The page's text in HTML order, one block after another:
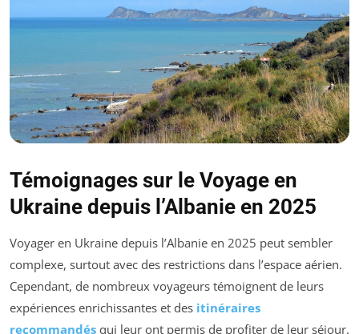
Témoignages sur le Voyage en
Ukraine depuis l’Albanie en 2025
Voyager en Ukraine depuis l’Albanie en 2025 peut sembler
complexe, surtout avec des restrictions dans l’espace aérien.
Cependant, de nombreux voyageurs témoignent de leurs
expériences enrichissantes et des itinéraires
recommandés qui leur ont permis de profiter de leur séjour.